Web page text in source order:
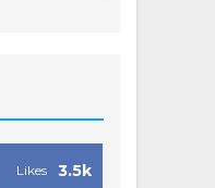
3.5k
Likes